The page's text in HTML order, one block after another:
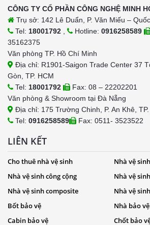
CÔNG TY CỔ PHẦN CÔNG NGHỆ MINH
Trụ sở: 142 Lê Duẩn, P. Văn Miếu –
Tel: 18001792 , Hotline: 0916258589
35162375
Văn phòng TP. Hồ Chí Minh
Địa chỉ: R1901-Saigon Trade Center 37
Gòn, TP. HCM
Tel: 18001792
Fax: 08 – 22202201
Văn phòng & Showroom tại Đà Nẵng
Địa chỉ: 175 Trường Chinh, P. An Khê,
Tel: 0916258589 Fax: 0511- 3523522
LIÊN KẾT
Cho thuê nhà vệ sinh
Nhà vệ
Nhà vệ sinh công cộng
Nhà vệ
Nhà vệ sinh composite
Nhà vệ
Bốt bảo vệ
Nhà bảo vệ
Cabin bảo vệ
Chốt bảo